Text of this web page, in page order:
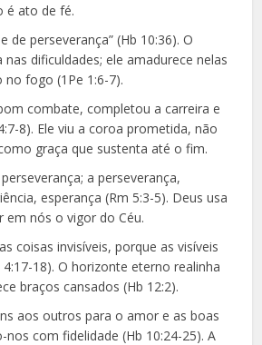
é ato de fé.
de perseverança” (Hb 10:36). O
dificuldades; ele amadurece nelas
fogo (1Pe 1:6-7).
combate, completou a carreira e
8). Ele viu a coroa prometida, não
graça que sustenta até o fim.
a perseverança,
esperança (Rm 5:3-5). Deus usa
em nós o vigor do Céu.
coisas invisíveis, porque as visíveis
18). O horizonte eterno realinha
braços cansados (Hb 12:2).
aos outros para o amor e as boas
com fidelidade (Hb 10:24-25). A